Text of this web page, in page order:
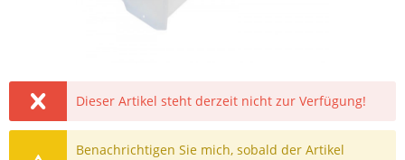
Dieser Artikel steht derzeit nicht zur Verfügung!
Benachrichtigen Sie mich, sobald der Artikel